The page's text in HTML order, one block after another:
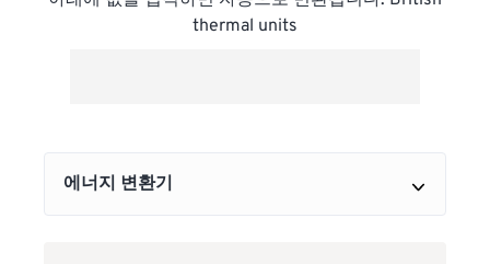
thermal units